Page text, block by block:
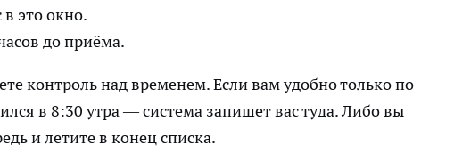
это окно.
до приёма.
контроль над временем. Если вам удобно только по
в 8:30 утра — система запишет вас туда. Либо вы
и летите в конец списка.